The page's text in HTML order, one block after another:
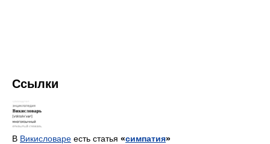
Ссылки
В Викисловаре есть статья «симпатия»